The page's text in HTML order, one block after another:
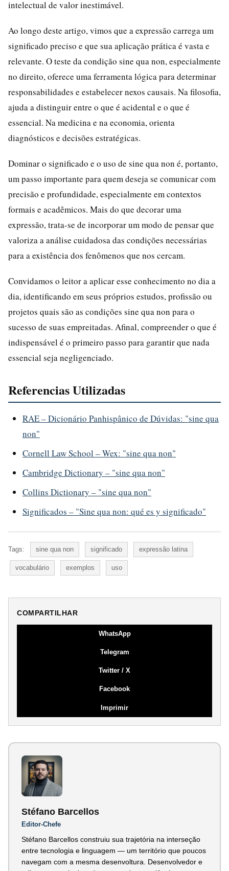
intelectual de valor inestimável.
Ao longo deste artigo, vimos que a expressão carrega um
significado preciso e que sua aplicação prática é vasta e
relevante. O teste da condição sine qua non, especialmente
no direito, oferece uma ferramenta lógica para determinar
responsabilidades e estabelecer nexos causais. Na filosofia,
ajuda a distinguir entre o que é acidental e o que é
essencial. Na medicina e na economia, orienta
diagnósticos e decisões estratégicas.
Dominar o significado e o uso de sine qua non é, portanto,
um passo importante para quem deseja se comunicar com
precisão e profundidade, especialmente em contextos
formais e acadêmicos. Mais do que decorar uma
expressão, trata-se de incorporar um modo de pensar que
valoriza a análise cuidadosa das condições necessárias
para a existência dos fenômenos que nos cercam.
Convidamos o leitor a aplicar esse conhecimento no dia a
dia, identificando em seus próprios estudos, profissão ou
projetos quais são as condições sine qua non para o
sucesso de suas empreitadas. Afinal, compreender o que é
indispensável é o primeiro passo para garantir que nada
essencial seja negligenciado.
Referencias Utilizadas
RAE – Dicionário Panhispânico de Dúvidas: "sine qua
non"
Cornell Law School – Wex: "sine qua non"
Cambridge Dictionary – "sine qua non"
Collins Dictionary – "sine qua non"
Significados – "Sine qua non: qué es y significado"
Tags: sine qua non significado expressão latina
vocabulário exemplos uso
COMPARTILHAR
WhatsApp
Telegram
Twitter / X
Facebook
Imprimir
Stéfano Barcellos
Editor-Chefe
Stéfano Barcellos construiu sua trajetória na interseção
entre tecnologia e linguagem — um território que poucos
navegam com a mesma desenvoltura. Desenvolvedor e